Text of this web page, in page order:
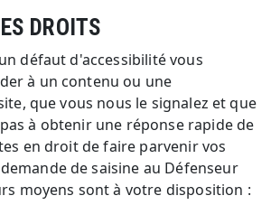
DROITS
défaut d'accessibilité vous
à un contenu ou une
que vous nous le signalez et que
à obtenir une réponse rapide de
en droit de faire parvenir vos
de saisine au Défenseur
moyens sont à votre disposition :